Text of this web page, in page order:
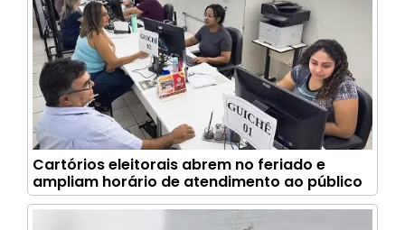
Cartórios eleitorais abrem no feriado e
ampliam horário de atendimento ao público